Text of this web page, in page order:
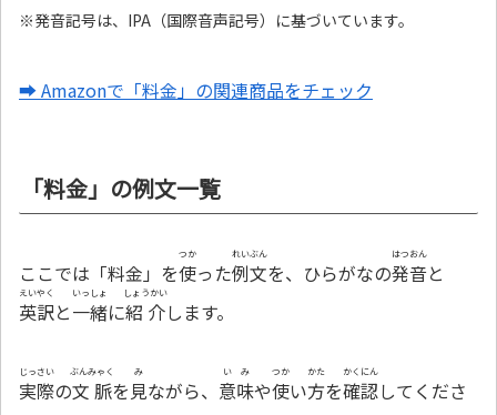
※発音記号は、IPA（国際音声記号）に基づいています。
➡ Amazonで「料金」の関連商品をチェック
「料金」の例文一覧
ここでは「料金」を使
つか
った例文
れいぶん
を、ひらがなの発音
はつおん
と
英訳
えいやく
と一緒
いっしょ
に紹介
しょうかい
します。
実際
じっさい
の文脈
ぶんみゃく
を見
み
ながら、 意味
いみ
や使
つか
い方
かた
を確認
かくにん
してくださ